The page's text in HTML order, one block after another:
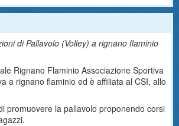
di Pallavolo (Volley) a rignano flaminio
Rignano Flaminio Associazione Sportiva
a rignano flaminio ed è affiliata al CSI, allo
promuovere la pallavolo proponendo corsi